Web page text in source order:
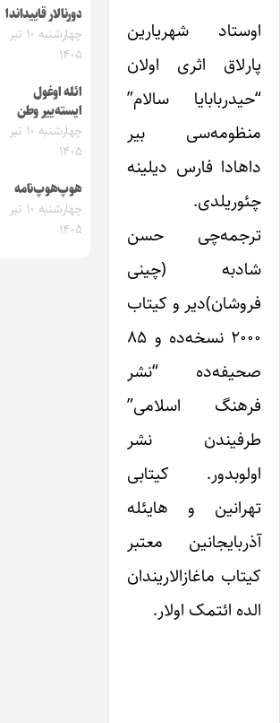
اوستاد شهریارین
پارلاق اثری اولان
“حیدربابایا سالام”
منظومه‌سی بیر
داهادا فارس دیلینه
چئوریلدی.
ترجمه‌چی حسن
شادبه (چینی
فروشان)دیر و کیتاب
۲۰۰۰ نسخه‌ده و ۸۵
صحیفه‌ده “نشر
فرهنگ اسلامی”
طرفیندن نشر
اولوبدور. کیتابی
تهرانین و هایئله
آذربایجانین معتبر
کیتاب ماغازالاریندان
الده ائتمک اولار.
دورنالار قاییداندا
چهارشنبه ۱۰ تیر
۱۴۰۵
ائله اوغول
ایسته‌ییر وطن
چهارشنبه ۱۰ تیر
۱۴۰۵
هوپ‌هوپ‌نامه
چهارشنبه ۱۰ تیر
۱۴۰۵